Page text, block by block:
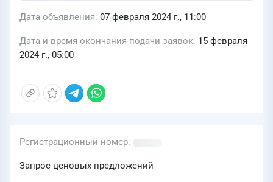
Дата объявления 07 февраля 2024 г., 11:00
Дата и время окончания подачи заявок 15 февраля
2024 г., 05:00
Регистрационный номер
Запрос ценовых предложений